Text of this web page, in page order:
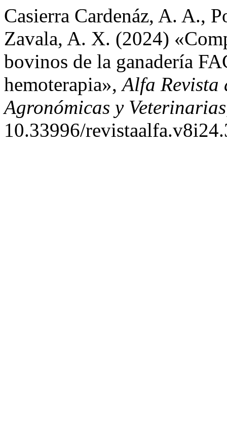
Casierra Cardenáz, A. A.,
Zavala, A. X. (2024)
bovinos de la ganadería
hemoterapia»,Alfa Revista
Agronómicas y Veterinarias
10.33996/